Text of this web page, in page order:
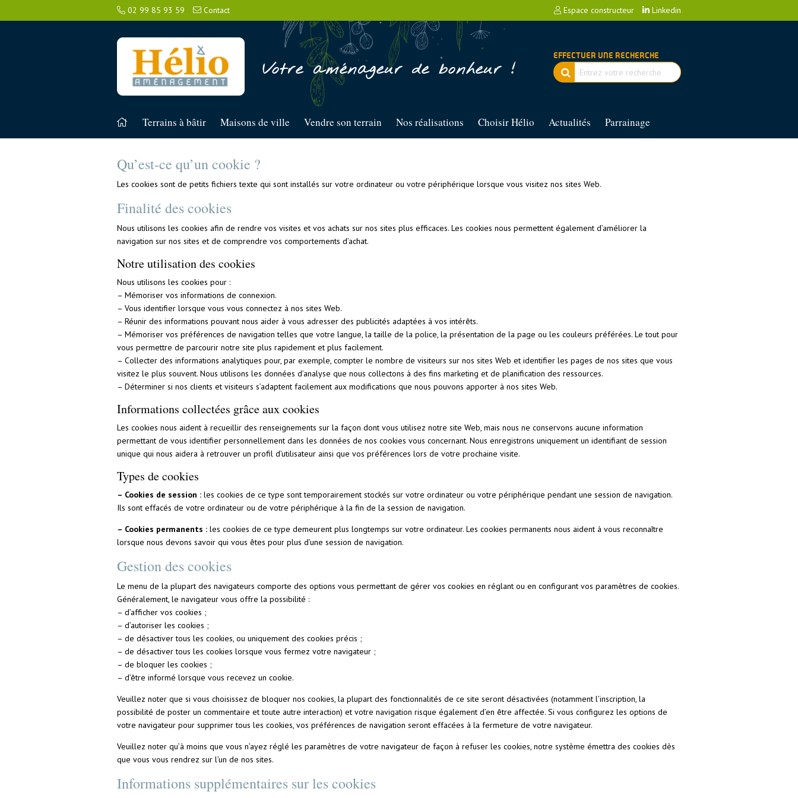
02 99 85 93 59 Contact Espace constructeur Linkedin
Votre aménageur de bonheur !
EFFECTUER UNE RECHERCHE
Terrains à bâtir Maisons de ville Vendre son terrain Nos réalisations Choisir Hélio Actualités Parrainage
Qu’est-ce qu’un cookie ?
Les cookies sont de petits fichiers texte qui sont installés sur votre ordinateur ou votre périphérique lorsque vous visitez nos sites Web.
Finalité des cookies
Nous utilisons les cookies afin de rendre vos visites et vos achats sur nos sites plus efficaces. Les cookies nous permettent également d’améliorer la
navigation sur nos sites et de comprendre vos comportements d’achat.
Notre utilisation des cookies
Nous utilisons les cookies pour :
– Mémoriser vos informations de connexion.
– Vous identifier lorsque vous vous connectez à nos sites Web.
– Réunir des informations pouvant nous aider à vous adresser des publicités adaptées à vos intérêts.
– Mémoriser vos préférences de navigation telles que votre langue, la taille de la police, la présentation de la page ou les couleurs préférées. Le tout pour
vous permettre de parcourir notre site plus rapidement et plus facilement.
– Collecter des informations analytiques pour, par exemple, compter le nombre de visiteurs sur nos sites Web et identifier les pages de nos sites que vous
visitez le plus souvent. Nous utilisons les données d’analyse que nous collectons à des fins marketing et de planification des ressources.
– Déterminer si nos clients et visiteurs s’adaptent facilement aux modifications que nous pouvons apporter à nos sites Web.
Informations collectées grâce aux cookies
Les cookies nous aident à recueillir des renseignements sur la façon dont vous utilisez notre site Web, mais nous ne conservons aucune information
permettant de vous identifier personnellement dans les données de nos cookies vous concernant. Nous enregistrons uniquement un identifiant de session
unique qui nous aidera à retrouver un profil d’utilisateur ainsi que vos préférences lors de votre prochaine visite.
Types de cookies
– Cookies de session : les cookies de ce type sont temporairement stockés sur votre ordinateur ou votre périphérique pendant une session de navigation.
Ils sont effacés de votre ordinateur ou de votre périphérique à la fin de la session de navigation.
– Cookies permanents : les cookies de ce type demeurent plus longtemps sur votre ordinateur. Les cookies permanents nous aident à vous reconnaître
lorsque nous devons savoir qui vous êtes pour plus d’une session de navigation.
Gestion des cookies
Le menu de la plupart des navigateurs comporte des options vous permettant de gérer vos cookies en réglant ou en configurant vos paramètres de cookies.
Généralement, le navigateur vous offre la possibilité :
– d’afficher vos cookies ;
– d’autoriser les cookies ;
– de désactiver tous les cookies, ou uniquement des cookies précis ;
– de désactiver tous les cookies lorsque vous fermez votre navigateur ;
– de bloquer les cookies ;
– d’être informé lorsque vous recevez un cookie.
Veuillez noter que si vous choisissez de bloquer nos cookies, la plupart des fonctionnalités de ce site seront désactivées (notamment l’inscription, la
possibilité de poster un commentaire et toute autre interaction) et votre navigation risque également d’en être affectée. Si vous configurez les options de
votre navigateur pour supprimer tous les cookies, vos préférences de navigation seront effacées à la fermeture de votre navigateur.
Veuillez noter qu’à moins que vous n’ayez réglé les paramètres de votre navigateur de façon à refuser les cookies, notre système émettra des cookies dès
que vous vous rendrez sur l’un de nos sites.
Informations supplémentaires sur les cookies